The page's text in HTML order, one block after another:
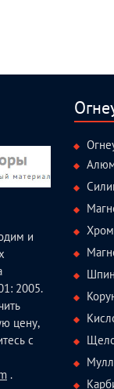
и
2005.
цену,
с
.